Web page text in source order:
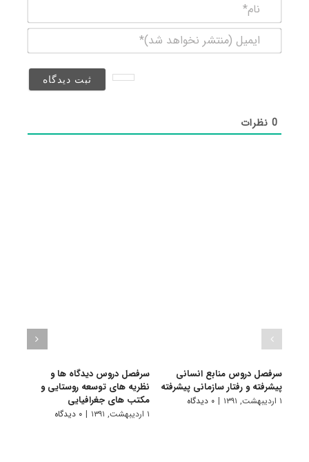
(منتشر
0نظرات
سرفصل دروس منابع انسانی
پیشرفته و رفتار سازمانی پیشرفته
۱ اردیبهشت, ۱۳۹۱ | ۰ دیدگاه
سرفصل دروس دیدگاه ها و
نظریه های توسعه روستایی و
مکتب های جغرافیایی
۱ اردیبهشت, ۱۳۹۱ | ۰ دیدگاه